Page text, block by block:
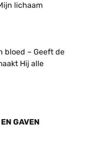
lichaam
bloed – Geeft de
Hij alle
GAVEN